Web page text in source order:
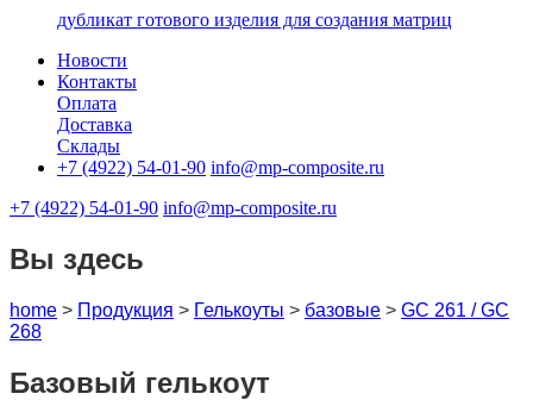
дубликат готового изделия для создания матриц
Новости
Контакты
Оплата
Доставка
Склады
+7 (4922) 54-01-90 info@mp-composite.ru
+7 (4922) 54-01-90 info@mp-composite.ru
Вы здесь
home > Продукция > Гелькоуты > базовые > GС 261 / GС
268
Базовый гелькоут